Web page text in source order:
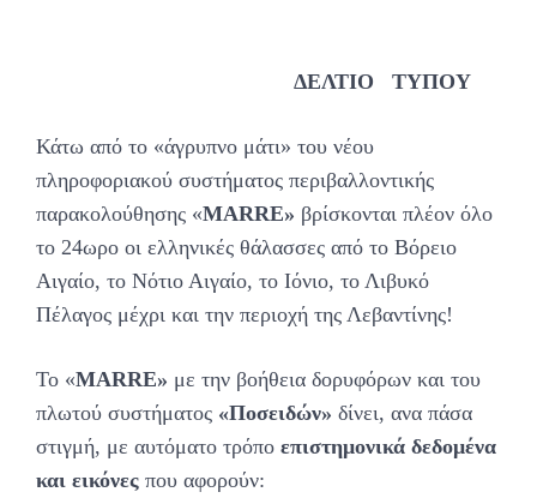
ΔΕΛΤΙΟ ΤΥΠΟΥ
Κάτω από το «άγρυπνο μάτι» του νέου
πληροφοριακού συστήματος περιβαλλοντικής
παρακολούθησης «MARRE» βρίσκονται πλέον όλο
το 24ωρο οι ελληνικές θάλασσες από το Βόρειο
Αιγαίο, το Νότιο Αιγαίο, το Ιόνιο, το Λιβυκό
Πέλαγος μέχρι και την περιοχή της Λεβαντίνης!
Το «MARRE» με την βοήθεια δορυφόρων και του
πλωτού συστήματος «Ποσειδών» δίνει, ανα πάσα
στιγμή, με αυτόματο τρόπο επιστημονικά δεδομένα
και εικόνες που αφορούν: